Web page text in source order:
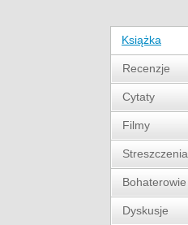
Książka
Recenzje
Cytaty
Filmy
Streszczenia
Bohaterowie
Dyskusje